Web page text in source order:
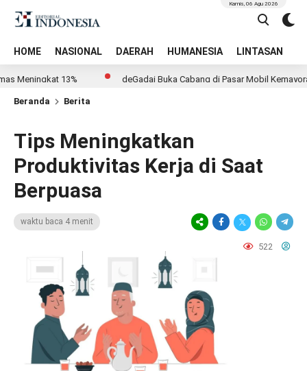
HOME NASIONAL DAERAH HUMANESIA LINTASAN
Kamis, 06 Agu 2026
13% deGadai Buka Cabang di Pasar Mobil Kemayoran,
Beranda Berita
Tips Meningkatkan
Produktivitas Kerja di Saat
Berpuasa
waktu baca 4 menit
522